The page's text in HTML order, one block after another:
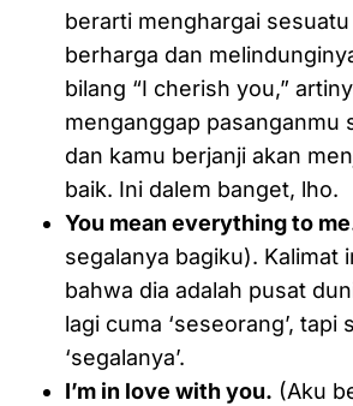
berarti menghargai
berharga dan
bilang “I cherish you,”
menganggap pasanganmu
dan kamu berjanji akan
baik. Ini dalem banget, lho.
You mean everything to
segalanya bagiku). Kalimat
bahwa dia adalah pusat
lagi cuma ‘seseorang’, tapi
‘segalanya’.
I’m in love with you. (Aku